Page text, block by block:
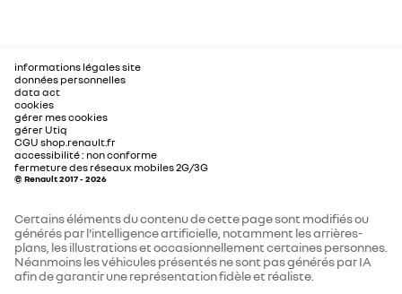
informations légales site
données personnelles
data act
cookies
gérer mes cookies
gérer Utiq
CGU shop.renault.fr
accessibilité : non conforme
fermeture des réseaux mobiles 2G/3G
© Renault 2017 - 2026
Certains éléments du contenu de cette page sont modifiés ou
générés par l'intelligence artificielle, notamment les arrières-
plans, les illustrations et occasionnellement certaines personnes.
Néanmoins les véhicules présentés ne sont pas générés par IA
afin de garantir une représentation fidèle et réaliste.